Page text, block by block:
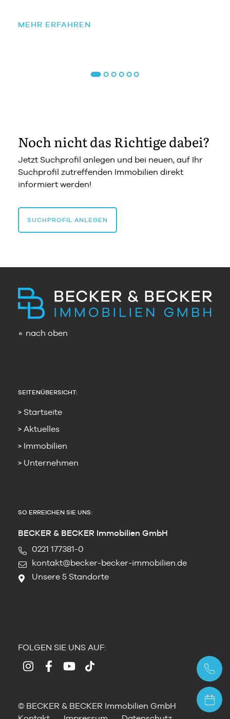
MEHR ERFAHREN
Noch nicht das Richtige dabei?
Jetzt Suchprofil anlegen und bei neuen, auf Ihr
Suchprofil zutreffenden Immobilien direkt
informiert werden!
SUCHPROFIL ANLEGEN
» nach oben
SEITENÜBERSICHT:
Startseite
Aktuelles
Immobilien
Unternehmen
SO ERREICHEN SIE UNS:
BECKER & BECKER Immobilien GmbH
0221 177381-0
kontakt@becker-becker-immobilien.de
Unsere 5 Standorte
FOLGEN SIE UNS AUF:
© BECKER & BECKER Immobilien GmbH